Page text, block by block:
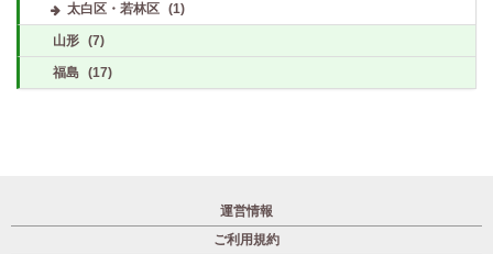
太白区・若林区
(1)
山形 (7)
福島 (17)
運営情報
ご利用規約